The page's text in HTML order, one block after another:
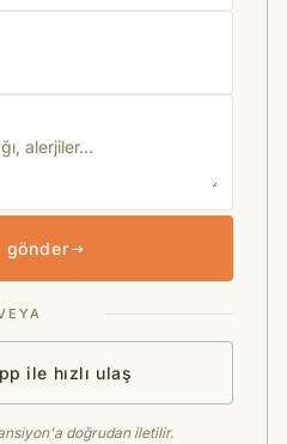
gönder
ile hızlı ulaş
doğrudan iletilir.